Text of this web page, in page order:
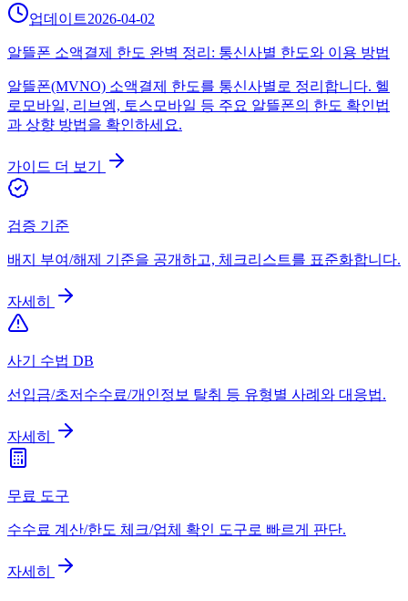
업데이트2026-04-02
알뜰폰 소액결제 한도 완벽 정리: 통신사별 한도와 이용 방법
알뜰폰(MVNO) 소액결제 한도를 통신사별로 정리합니다. 헬
로모바일, 리브엠, 토스모바일 등 주요 알뜰폰의 한도 확인법
과 상향 방법을 확인하세요.
가이드 더 보기
검증 기준
배지 부여/해제 기준을 공개하고, 체크리스트를 표준화합니다.
자세히
사기 수법 DB
선입금/초저수수료/개인정보 탈취 등 유형별 사례와 대응법.
자세히
무료 도구
수수료 계산/한도 체크/업체 확인 도구로 빠르게 판단.
자세히